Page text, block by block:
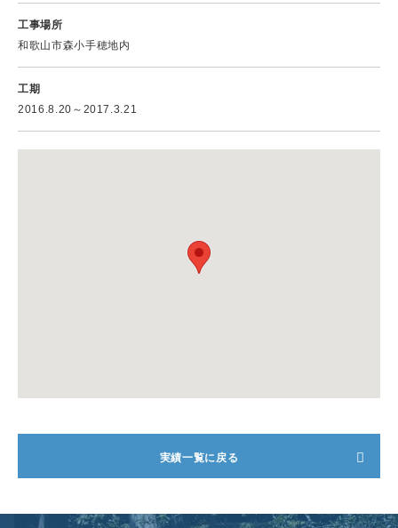
会社概要
施工実績
工事場所
和歌山市森小手穂地内
工期
2016.8.20～2017.3.21
実績一覧に戻る